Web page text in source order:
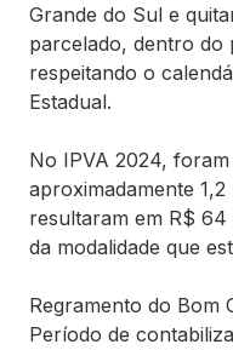
Grande do Sul e
parcelado, dentro do
respeitando o
Estadual.
No IPVA 2024,
aproximadamente
resultaram em R$ 64
da modalidade que
Regramento do Bom
Período de